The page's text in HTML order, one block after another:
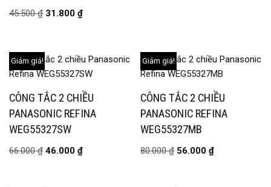
45.500₫ 31.800 ₫
Giảm giá!
CÔNG TẮC 2 CHIỀU
PANASONIC REFINA
WEG55327SW
66.000₫ 46.000 ₫
Giảm giá!
CÔNG TẮC 2 CHIỀU
PANASONIC REFINA
WEG55327MB
80.000₫ 56.000₫